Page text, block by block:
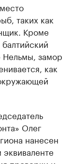
таких как
Кроме
Нельмы, замор
как
Олег
нанесен